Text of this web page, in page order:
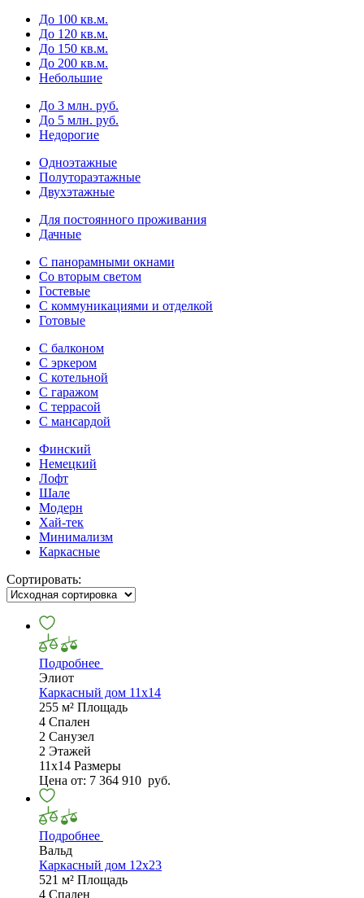
До 100 кв.м.
До 120 кв.м.
До 150 кв.м.
До 200 кв.м.
Небольшие
До 3 млн. руб.
До 5 млн. руб.
Недорогие
Одноэтажные
Полутораэтажные
Двухэтажные
Для постоянного проживания
Дачные
С панорамными окнами
Со вторым светом
Гостевые
С коммуникациями и отделкой
Готовые
С балконом
С эркером
С котельной
С гаражом
С террасой
С мансардой
Финский
Немецкий
Лофт
Шале
Модерн
Хай-тек
Минимализм
Каркасные
Сортировать:
Подробнее
Элиот
Каркасный дом 11х14
255 м² Площадь
4 Спален
2 Санузел
2 Этажей
11х14 Размеры
Цена от: 7 364 910 руб.
Подробнее
Вальд
Каркасный дом 12х23
521 м² Площадь
4 Спален